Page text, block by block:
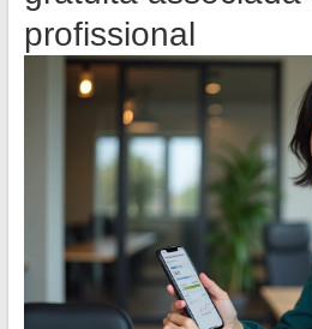
profissional